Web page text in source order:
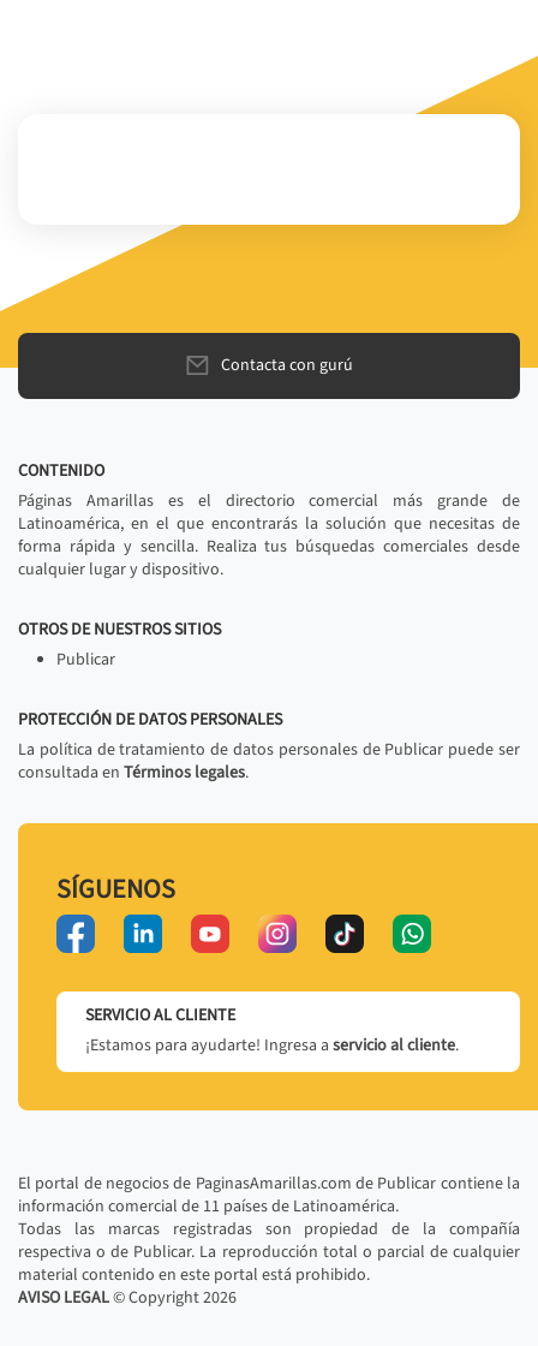
Contacta con gurú
CONTENIDO
Páginas Amarillas es el directorio comercial más grande de
Latinoamérica, en el que encontrarás la solución que necesitas de
forma rápida y sencilla. Realiza tus búsquedas comerciales desde
cualquier lugar y dispositivo.
OTROS DE NUESTROS SITIOS
Publicar
PROTECCIÓN DE DATOS PERSONALES
La política de tratamiento de datos personales de Publicar puede ser
consultada en Términos legales.
SÍGUENOS
SERVICIO AL CLIENTE
¡Estamos para ayudarte! Ingresa a servicio al cliente.
El portal de negocios de PaginasAmarillas.com de Publicar contiene la
información comercial de 11 países de Latinoamérica.
Todas las marcas registradas son propiedad de la compañía
respectiva o de Publicar. La reproducción total o parcial de cualquier
material contenido en este portal está prohibido.
AVISO LEGAL© Copyright2026